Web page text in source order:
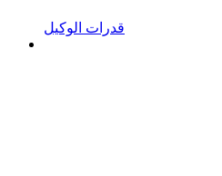
قدرات الوكيل